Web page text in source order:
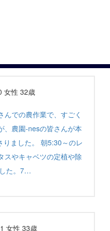
女性 32歳
での農作業で、すごく
、農園-nesの皆さんが本
りました。 朝5:30～のレ
スやキャベツの定植や除
た。7…
女性 33歳